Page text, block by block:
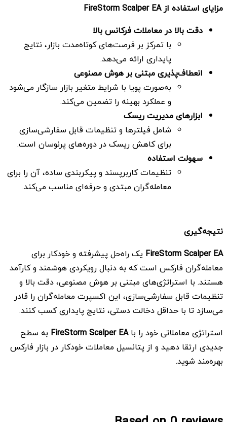
مزایای استفاده ازFireStorm Scalper EA
دقت بالا در معاملات فرکانس بالا
با تمرکز بر فرصت‌های کوتاه‌مدت بازار، نتایج
پایداری ارائه می‌دهد.
انعطاف‌پذیری مبتنی بر هوش مصنوعی
به‌صورت پویا با شرایط متغیر بازار سازگار می‌شود
و عملکرد بهینه را تضمین می‌کند.
ابزارهای مدیریت ریسک
شامل فیلترها و تنظیمات قابل سفارشی‌سازی
برای کاهش ریسک در دوره‌های پرنوسان است.
سهولت استفاده
تنظیمات کاربرپسند و پیکربندی ساده، آن را برای
معامله‌گران مبتدی و حرفه‌ای مناسب می‌کند.
نتیجه‌گیری
FireStorm Scalper EA یک راه‌حل پیشرفته و خودکار برای
معامله‌گران فارکس است که به دنبال رویکردی هوشمند و کارآمد
هستند. با استراتژی‌های مبتنی بر هوش مصنوعی، دقت بالا و
تنظیمات قابل سفارشی‌سازی، این اکسپرت معامله‌گران را قادر
می‌سازد تا با حداقل دخالت دستی، نتایج پایداری کسب کنند.
استراتژی معاملاتی خود را باFireStorm Scalper EA به سطح
جدیدی ارتقا دهید و از پتانسیل معاملات خودکار در بازار فارکس
بهره‌مند شوید.